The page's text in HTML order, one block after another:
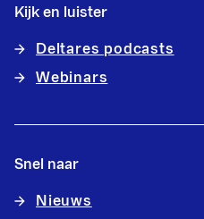
Kijk en luister
Deltares podcasts
Webinars
Snel naar
Nieuws